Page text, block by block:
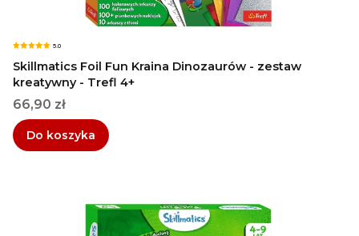
5.0
Skillmatics Foil Fun Kraina Dinozaurów - zestaw
kreatywny - Trefl 4+
Cena
66,90 zł
Do koszyka